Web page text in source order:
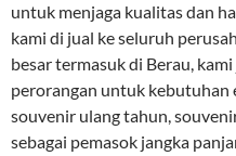
untuk menjaga kualitas dan
kami di jual ke seluruh
besar termasuk di Berau,
perorangan untuk kebutuhan
souvenir ulang tahun,
sebagai pemasok jangka